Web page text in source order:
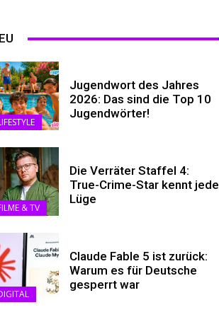
Jugendwort des Jahres
2026: Das sind die Top 10
Jugendwörter!
& TV
Die Verräter Staffel 4:
True-Crime-Star kennt jede
Lüge
Claude Fable 5 ist zurück:
Warum es für Deutsche
gesperrt war